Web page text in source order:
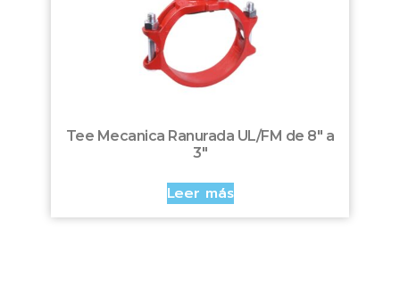
Tee Mecanica Ranurada UL/FM de 8″ a
3″
Leer más